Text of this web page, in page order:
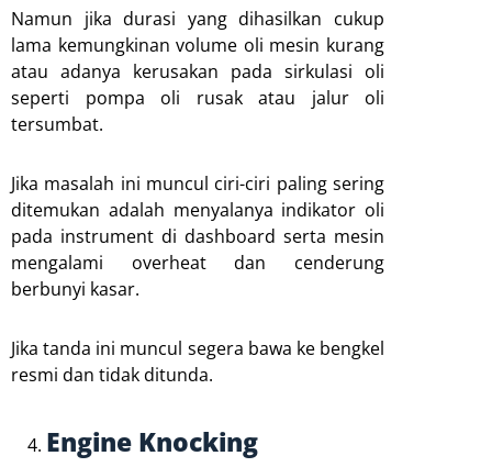
Namun jika durasi yang dihasilkan cukup
lama kemungkinan volume oli mesin kurang
atau adanya kerusakan pada sirkulasi oli
seperti pompa oli rusak atau jalur oli
tersumbat.
Jika masalah ini muncul ciri-ciri paling sering
ditemukan adalah menyalanya indikator oli
pada instrument di dashboard serta mesin
mengalami overheat dan cenderung
berbunyi kasar.
Jika tanda ini muncul segera bawa ke bengkel
resmi dan tidak ditunda.
Engine Knocking